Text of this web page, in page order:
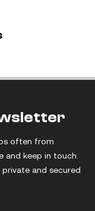
often from
and keep in touch.
and secured